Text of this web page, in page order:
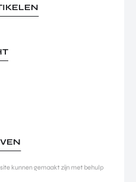
kunnen gemaakt zijn met behulp